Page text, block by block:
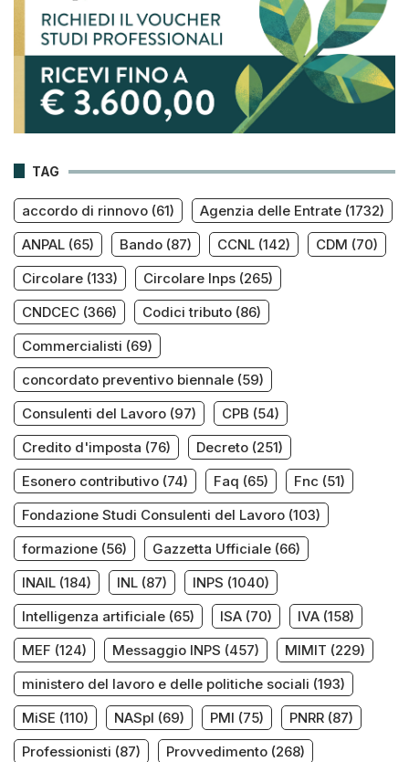
TAG
accordo di rinnovo (61) Agenzia delle Entrate (1732)
ANPAL (65) Bando (87) CCNL (142) CDM (70)
Circolare (133) Circolare Inps (265)
CNDCEC (366) Codici tributo (86)
Commercialisti (69)
concordato preventivo biennale (59)
Consulenti del Lavoro (97) CPB (54)
Credito d'imposta (76) Decreto (251)
Esonero contributivo (74) Faq (65) Fnc (51)
Fondazione Studi Consulenti del Lavoro (103)
formazione (56) Gazzetta Ufficiale (66)
INAIL (184) INL (87) INPS (1040)
Intelligenza artificiale (65) ISA (70) IVA (158)
MEF (124) Messaggio INPS (457) MIMIT (229)
ministero del lavoro e delle politiche sociali (193)
MiSE (110) NASpI (69) PMI (75) PNRR (87)
Professionisti (87) Provvedimento (268)